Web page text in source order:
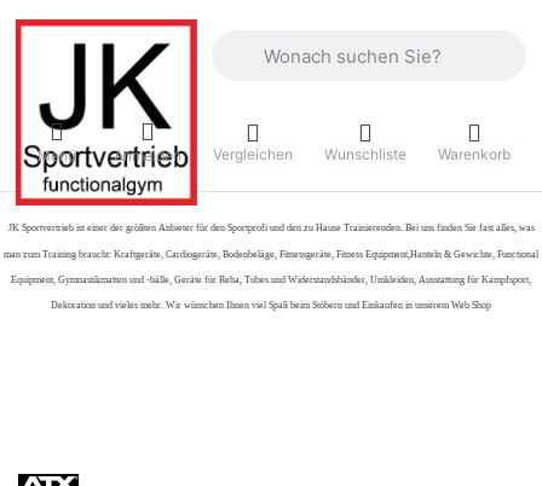
Menü Anmelden Vergleichen Wunschliste Warenkorb
JK Sportvertrieb ist einer der größten Anbieter für den Sportprofi und den zu Hause Trainierenden. Bei uns finden Sie fast alles, was
man zum Training braucht: Kraftgeräte, Cardiogeräte, Bodenbeläge, Fitnessgeräte, Fitness Equipment,Hanteln & Gewichte, Functional
Equipment, Gymnastikmatten und -bälle, Geräte für Reha, Tubes und Widerstandsbänder, Umkleiden, Ausstattung für Kampfsport,
Dekoration und vieles mehr. Wir wünschen Ihnen viel Spaß beim Stöbern und Einkaufen in unserem Web Shop